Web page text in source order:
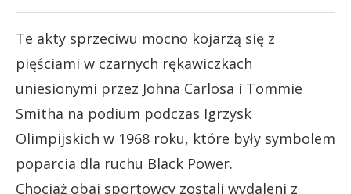
Te akty sprzeciwu mocno kojarzą się z
pięściami w czarnych rękawiczkach
uniesionymi przez Johna Carlosa i Tommie
Smitha na podium podczas Igrzysk
Olimpijskich w 1968 roku, które były symbolem
poparcia dla ruchu Black Power.
Chociaż obaj sportowcy zostali wydaleni z